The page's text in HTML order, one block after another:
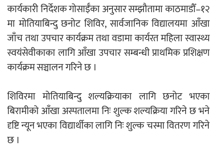
एम्बुलेन्सको उपहार भारत र नेपालबीचको निकै
बलियो र जीवन्त विकास साझेदारीको एक
हिस्सा : नियोग उपप्रमुख श्रीवास्तव
जनमत पत्रकार संघ
कार्यकारी निर्देशक गोसाईँका अनुसार सम्झौतामा काठमाडौँ–१२
मा मोतियाबिन्दु छनोट शिविर, सार्वजानिक विद्यालयमा आँखा
जाँच तथा उपचार कार्यक्रम तथा वडामा कार्यरत महिला स्वास्थ्य
स्वयंसेवीकाका लागि आँखा उपचार सम्बन्धी प्राथमिक प्रशिक्षण
कार्यक्रम सञ्चालन गरिने छ ।
शिविरमा मोतियाबिन्दु शल्यक्रियाका लागि छनोट भएका
बिरामीको आँखा अस्पतालमा निः शुल्क शल्यक्रिया गरिने छ भने
दृष्टि न्यून भएका विद्यार्थीका लागि निः शुल्क चस्मा वितरण गरिने
छ ।